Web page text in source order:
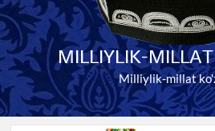
MILLIYLIK-
Milliylik-millat